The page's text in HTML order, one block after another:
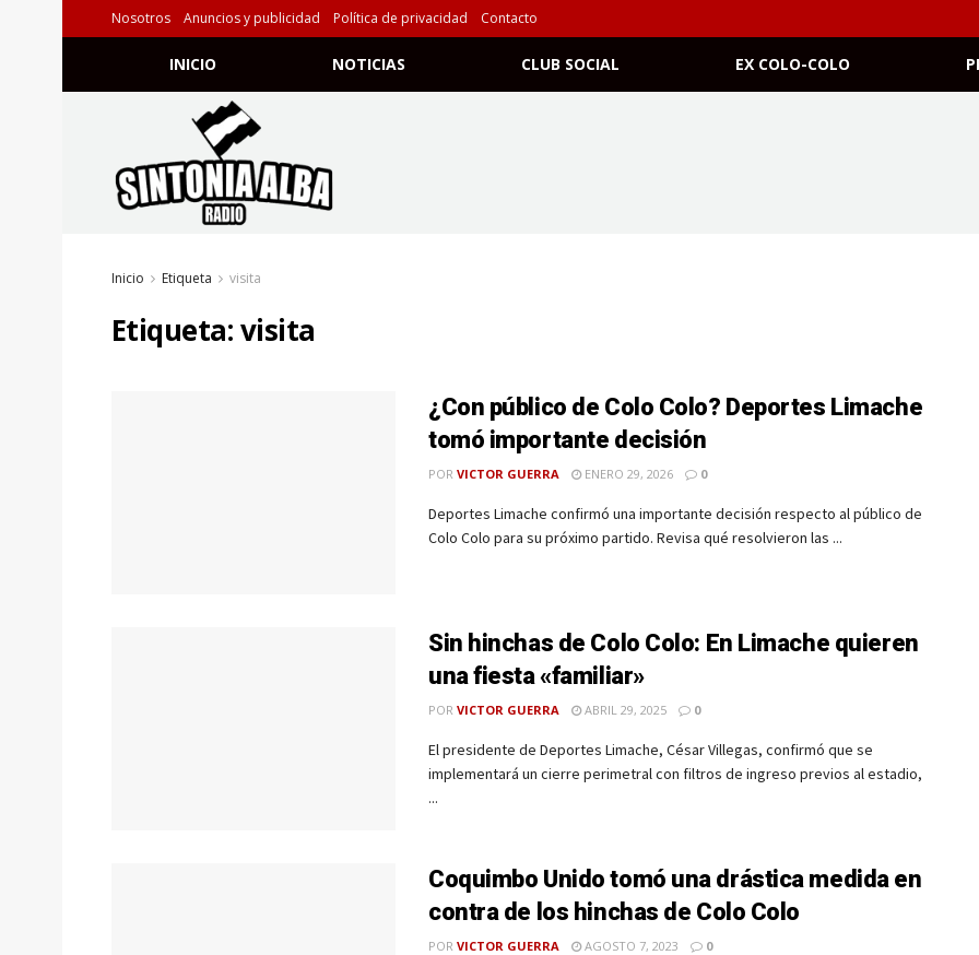
Nosotros Anuncios y publicidad Política de privacidad Contacto
INICIO NOTICIAS CLUB SOCIAL EX COLO-COLO
Inicio Etiqueta visita
Etiqueta:visita
¿Con público de Colo Colo? Deportes Limache
tomó importante decisión
POR VICTOR GUERRA ENERO 29, 2026 0
Deportes Limache confirmó una importante decisión respecto al público de
Colo Colo para su próximo partido. Revisa qué resolvieron las ...
Sin hinchas de Colo Colo: En Limache quieren
una fiesta «familiar»
POR VICTOR GUERRA ABRIL 29, 2025 0
El presidente de Deportes Limache, César Villegas, confirmó que se
implementará un cierre perimetral con filtros de ingreso previos al estadio,
...
Coquimbo Unido tomó una drástica medida en
contra de los hinchas de Colo Colo
POR VICTOR GUERRA AGOSTO 7, 2023 0